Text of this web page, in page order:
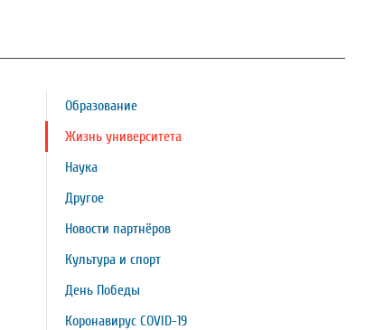
Образование
Жизнь университета
Наука
Другое
Новости партнёров
Культура и спорт
День Победы
Коронавирус COVID-19